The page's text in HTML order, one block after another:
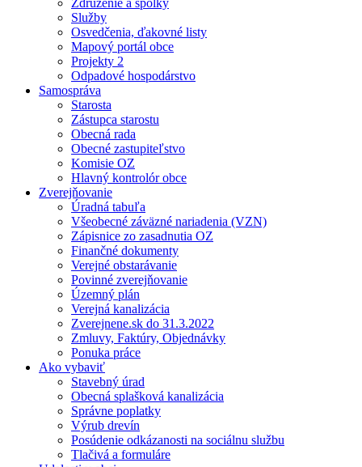
Združenie a spolky
Služby
Osvedčenia, ďakovné listy
Mapový portál obce
Projekty 2
Odpadové hospodárstvo
Samospráva
Starosta
Zástupca starostu
Obecná rada
Obecné zastupiteľstvo
Komisie OZ
Hlavný kontrolór obce
Zverejňovanie
Úradná tabuľa
Všeobecné záväzné nariadenia (VZN)
Zápisnice zo zasadnutia OZ
Finančné dokumenty
Verejné obstarávanie
Povinné zverejňovanie
Územný plán
Verejná kanalizácia
Zverejnene.sk do 31.3.2022
Zmluvy, Faktúry, Objednávky
Ponuka práce
Ako vybaviť
Stavebný úrad
Obecná splašková kanalizácia
Správne poplatky
Výrub drevín
Posúdenie odkázanosti na sociálnu službu
Tlačivá a formuláre